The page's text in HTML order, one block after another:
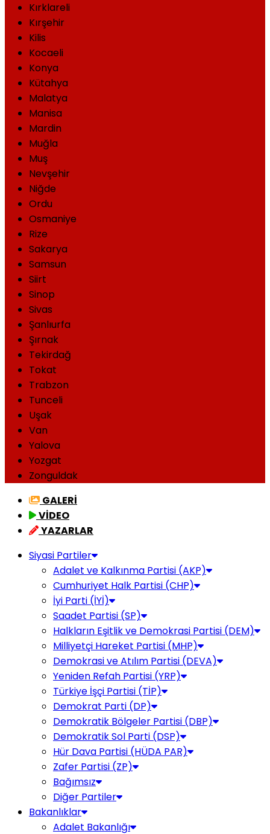
Kırklareli
Kırşehir
Kilis
Kocaeli
Konya
Kütahya
Malatya
Manisa
Mardin
Muğla
Muş
Nevşehir
Niğde
Ordu
Osmaniye
Rize
Sakarya
Samsun
Siirt
Sinop
Sivas
Şanlıurfa
Şırnak
Tekirdağ
Tokat
Trabzon
Tunceli
Uşak
Van
Yalova
Yozgat
Zonguldak
GALERİ
VİDEO
YAZARLAR
Siyasi Partiler
Adalet ve Kalkınma Partisi (AKP)
Cumhuriyet Halk Partisi (CHP)
İyi Parti (İYİ)
Saadet Partisi (SP)
Halkların Eşitlik ve Demokrasi Partisi (DEM)
Milliyetçi Hareket Partisi (MHP)
Demokrasi ve Atılım Partisi (DEVA)
Yeniden Refah Partisi (YRP)
Türkiye İşçi Partisi (TİP)
Demokrat Parti (DP)
Demokratik Bölgeler Partisi (DBP)
Demokratik Sol Parti (DSP)
Hür Dava Partisi (HÜDA PAR)
Zafer Partisi (ZP)
Bağımsız
Diğer Partiler
Bakanlıklar
Adalet Bakanlığı